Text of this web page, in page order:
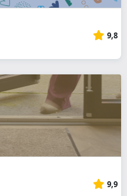
9,8
9,9